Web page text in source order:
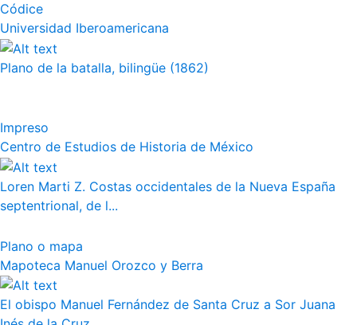
Códice
Universidad Iberoamericana
Plano de la batalla, bilingüe (1862)
Impreso
Centro de Estudios de Historia de México
Loren Marti Z. Costas occidentales de la Nueva España
septentrional, de l...
Plano o mapa
Mapoteca Manuel Orozco y Berra
El obispo Manuel Fernández de Santa Cruz a Sor Juana